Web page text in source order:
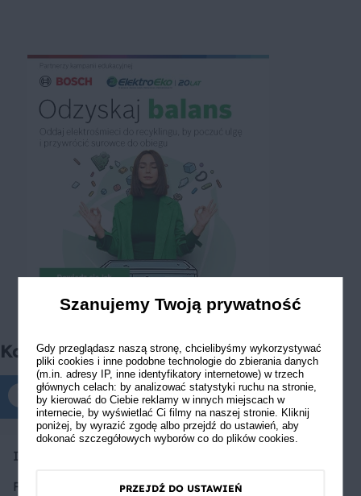
Komentarze
Komentarze tylko dla zalogowanych
Ila
Fajna propozycja na obiad
Szanujemy Twoją prywatność
Gdy przeglądasz naszą stronę, chcielibyśmy wykorzystywać
pliki cookies i inne podobne technologie do zbierania danych
(m.in. adresy IP, inne identyfikatory internetowe) w trzech
głównych celach: by analizować statystyki ruchu na stronie,
by kierować do Ciebie reklamy w innych miejscach w
internecie, by wyświetlać Ci filmy na naszej stronie. Kliknij
poniżej, by wyrazić zgodę albo przejdź do ustawień, aby
dokonać szczegółowych wyborów co do plików cookies.
PRZEJDŹ DO USTAWIEŃ